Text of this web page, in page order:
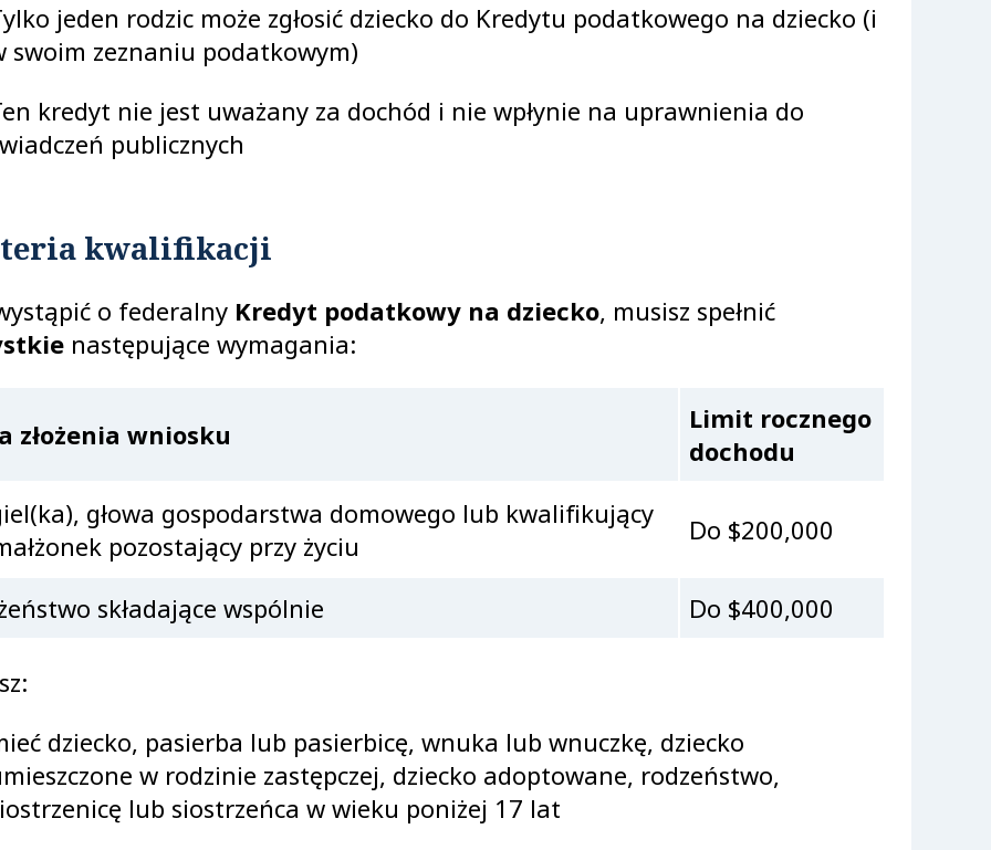
jeden rodzic może zgłosić dziecko do Kredytu podatkowego na dziecko (i
swoim zeznaniu podatkowym)
kredyt nie jest uważany za dochód i nie wpłynie na uprawnienia do
publicznych
kwalifikacji
o federalny Kredyt podatkowy na dziecko, musisz spełnić
następujące wymagania:
złożenia wniosku
Limit rocznego
dochodu
głowa gospodarstwa domowego lub kwalifikujący
pozostający przy życiu
Do $200,000
składające wspólnie Do $400,000
dziecko, pasierba lub pasierbicę, wnuka lub wnuczkę, dziecko
w rodzinie zastępczej, dziecko adoptowane, rodzeństwo,
lub siostrzeńca w wieku poniżej 17 lat